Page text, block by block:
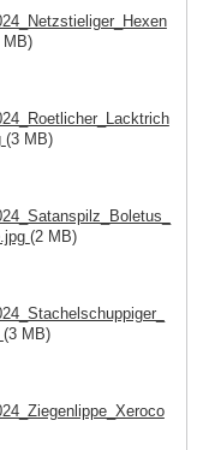
MB)
(3 MB)
(2 MB)
(3 MB)